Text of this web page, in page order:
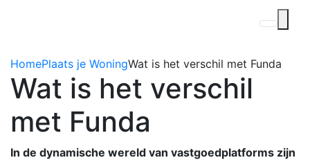
HomePlaats je WoningWat is het verschil met Funda
Wat is het verschil
met Funda
In de dynamische wereld van vastgoedplatforms zijn